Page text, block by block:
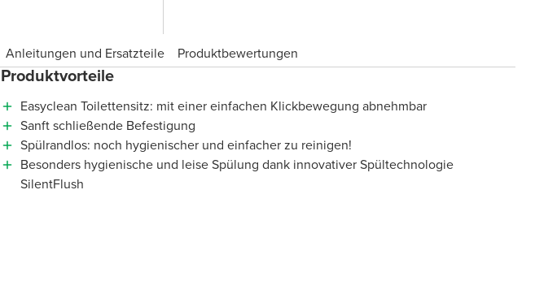
Anleitungen und Ersatzteile
Produktbewertungen
Produktvorteile
Easyclean Toilettensitz: mit einer einfachen Klickbewegung abnehmbar
Sanft schließende Befestigung
Spülrandlos: noch hygienischer und einfacher zu reinigen!
Besonders hygienische und leise Spülung dank innovativer Spültechnologie
SilentFlush